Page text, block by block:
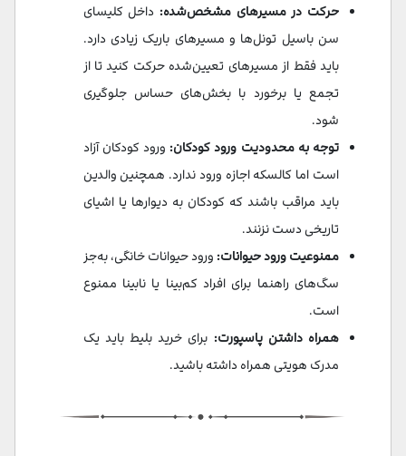
حرکت در مسیرهای مشخص‌شده: داخل کلیسای
سن باسیل تونل‌ها و مسیرهای باریک زیادی دارد.
باید فقط از مسیرهای تعیین‌شده حرکت کنید تا از
تجمع یا برخورد با بخش‌های حساس جلوگیری
شود.
توجه به محدودیت ورود کودکان: ورود کودکان آزاد
است اما کالسکه اجازه ورود ندارد. همچنین والدین
باید مراقب باشند که کودکان به دیوارها یا اشیای
تاریخی دست نزنند.
ممنوعیت ورود حیوانات: ورود حیوانات خانگی، به‌جز
سگ‌های راهنما برای افراد کم‌بینا یا نابینا ممنوع
است.
همراه داشتن پاسپورت: برای خرید بلیط باید یک
مدرک هویتی همراه داشته باشید.